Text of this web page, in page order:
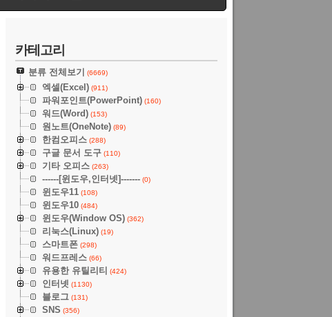
카테고리
분류 전체보기 (6669)
엑셀(Excel) (911)
파워포인트(PowerPoint) (160)
워드(Word) (153)
원노트(OneNote) (89)
한컴오피스 (288)
구글 문서 도구 (110)
기타 오피스 (263)
------[윈도우,인터넷]------- (0)
윈도우11 (108)
윈도우10 (484)
윈도우(Window OS) (362)
리눅스(Linux) (19)
스마트폰 (298)
워드프레스 (66)
유용한 유틸리티 (424)
인터넷 (1130)
블로그 (131)
SNS (356)